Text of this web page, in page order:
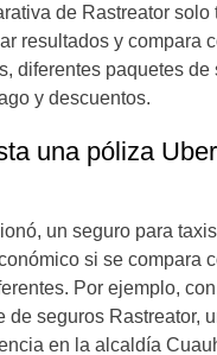
de Rastreator solo
resultados y compara
diferentes paquetes de
y descuentos.
una póliza Uber
un seguro para
si se compara
Por ejemplo,
de seguros Rastreator,
en la alcaldía